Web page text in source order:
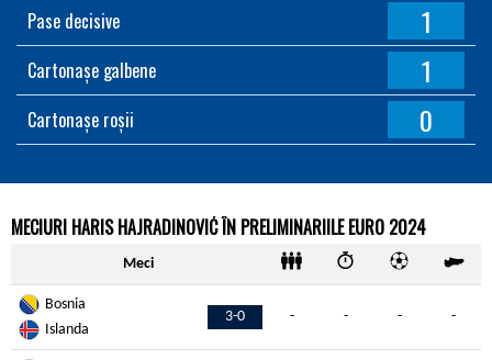
Pase decisive 1
Cartonașe galbene 1
Cartonașe roșii 0
MECIURI HARIS HAJRADINOVIĆ ÎN PRELIMINARIILE EURO 2024
Meci
Bosnia
3-0
Islanda
- - - -